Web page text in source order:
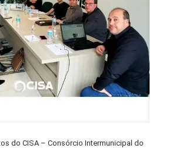
do CISA – Consórcio Intermunicipal do